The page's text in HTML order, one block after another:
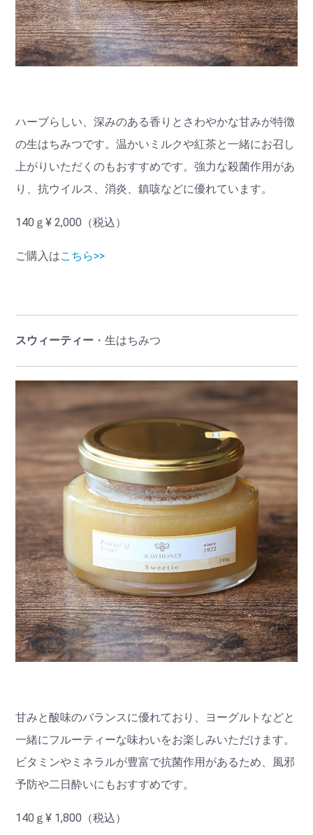
ハーブらしい、深みのある香りとさわやかな甘みが特徴
の生はちみつです。温かいミルクや紅茶と一緒にお召し
上がりいただくのもおすすめです。強力な殺菌作用があ
り、抗ウイルス、消炎、鎮咳などに優れています。
140ｇ¥ 2,000（税込）
ご購入はこちら>>
スウィーティー ・生はちみつ
甘みと酸味のバランスに優れており、ヨーグルトなどと
一緒にフルーティーな味わいをお楽しみいただけます。
ビタミンやミネラルが豊富で抗菌作用があるため、風邪
予防や二日酔いにもおすすめです。
140ｇ¥ 1,800（税込）